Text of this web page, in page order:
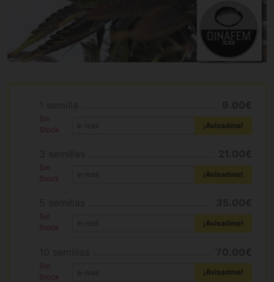
Sin
Stock
¡Avisadme!
Sin
Stock
¡Avisadme!
Sin
Stock
¡Avisadme!
Sin
Stock
¡Avisadme!